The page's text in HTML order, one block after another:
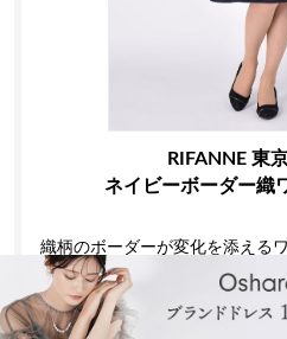
RIFANNE 東
ネイビーボーダー織
織柄のボーダーが変化を添える
光沢のあるスカートが華やかさ
ちます。